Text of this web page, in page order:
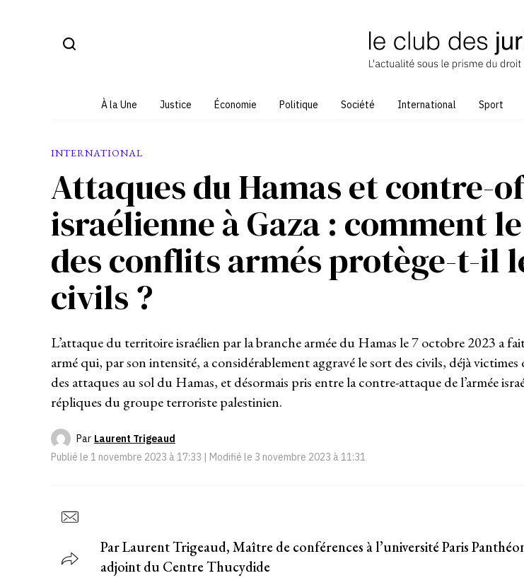
À la Une Justice Économie Politique Société International Sport
INTERNATIONAL
Attaques du Hamas et contre-
israélienne à Gaza : comment
des conflits armés protège-t-il
civils ?
L’attaque du territoire israélien par la branche armée du Hamas le 7 octobre 2023 a
armé qui, par son intensité, a considérablement aggravé le sort des civils, déjà
des attaques au sol du Hamas, et désormais pris entre la contre-attaque de l’armée
répliques du groupe terroriste palestinien.
Par Laurent Trigeaud
Publié le 1 novembre 2023 à 17:33 | Modifié le 3 novembre 2023 à 11:31
Par Laurent Trigeaud, Maître de conférences à l’université Paris
adjoint du Centre Thucydide